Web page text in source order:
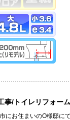
事/トイレリフォーム
にお住まいのO様邸に